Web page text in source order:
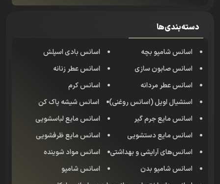
دسته‌بندی‌ها
اسانس شامپو بچه
اسانس بادی اسپلش
اسانس صابون سازی
اسانس عطر زنانه
اسانس عطر مردانه
اسانس کرم
اسنشیال اویل (اسانس روغنی)
اسانس شیشه پاک کن
اسانس مایع جرم گیر
اسانس مایع لباسشویی
اسانس مایع دستشویی
اسانس مایع ظرفشویی
اسانس‌های آرایشی و بهداشتی
اسانس مواد شوینده
اسانس شامپو بدن
اسانس شامپو